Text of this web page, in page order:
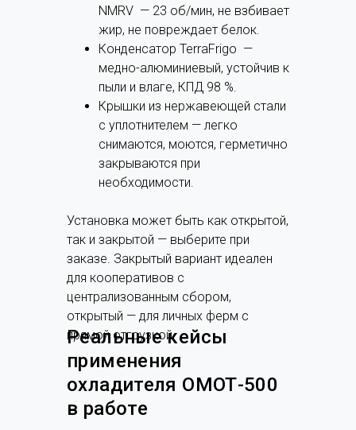
NMRV — 23 об/мин, не взбивает
жир, не повреждает белок.
Конденсатор TerraFrigo —
медно-алюминиевый, устойчив к
пыли и влаге, КПД 98 %.
Крышки из нержавеющей стали
с уплотнителем — легко
снимаются, моются, герметично
закрываются при
необходимости.
Установка может быть как открытой,
так и закрытой — выберите при
заказе. Закрытый вариант идеален
для кооперативов с
централизованным сбором,
открытый — для личных ферм с
прямой отгрузкой.
Реальные кейсы
применения
охладителя ОМОТ-500
в работе